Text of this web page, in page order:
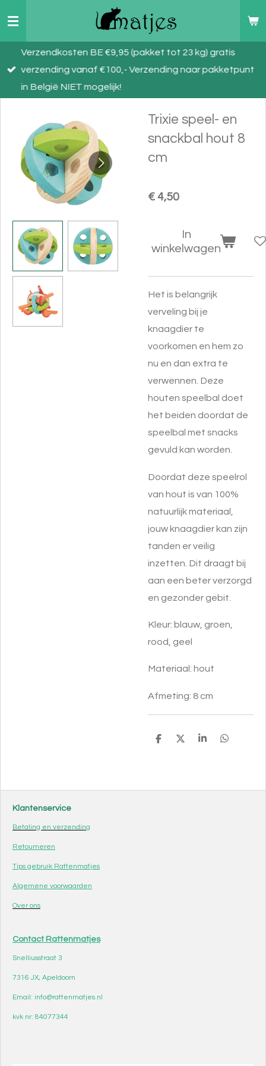
Ga
naar
de
hoofdinhoud
Verzendkosten BE €9,95 (pakket tot 23 kg) gratis
verzending vanaf €100,- Verzending naar pakketpunt
in België NIET mogelijk!
Trixie speel- en
snackbal hout 8
cm
€ 4,50
In
winkelwagen
Het is belangrijk
verveling bij je
knaagdier te
voorkomen en hem zo
nu en dan extra te
verwennen. Deze
houten speelbal doet
het beiden doordat de
speelbal met snacks
gevuld kan worden.
Doordat deze speelrol
van hout is van 100%
natuurlijk materiaal,
jouw knaagdier kan zijn
tanden er veilig
inzetten. Dit draagt bij
aan een beter verzorgd
en gezonder gebit.
Kleur: blauw, groen,
rood, geel
Materiaal: hout
Afmeting: 8 cm
D
D
S
D
Klantenservice
Betaling en verzending
Retourneren
Tips gebruik Rattenmatjes
Algemene voorwaarden
Over ons
Contact Rattenmatjes
Snelliusstraat 3
7316 JX, Apeldoorn
Email: info@rattenmatjes.nl
kvk nr: 84077344